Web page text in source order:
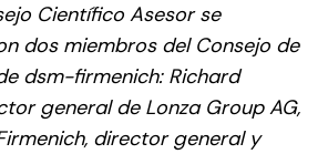
Científico Asesor se
dos miembros del Consejo de
dsm-firmenich: Richard
general de Lonza Group AG,
director general y